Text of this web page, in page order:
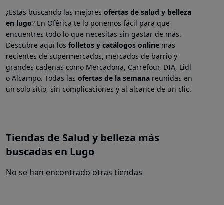
¿Estás buscando las mejores ofertas de salud y belleza
en lugo? En Oférica te lo ponemos fácil para que
encuentres todo lo que necesitas sin gastar de más.
Descubre aquí los folletos y catálogos online más
recientes de supermercados, mercados de barrio y
grandes cadenas como Mercadona, Carrefour, DIA, Lidl
o Alcampo. Todas las ofertas de la semana reunidas en
un solo sitio, sin complicaciones y al alcance de un clic.
Tiendas de Salud y belleza más
buscadas en Lugo
No se han encontrado otras tiendas